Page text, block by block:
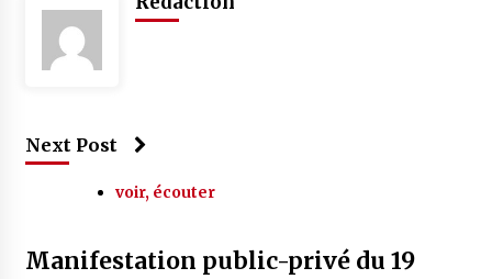
Next Post
voir, écouter
Manifestation public-privé du 19